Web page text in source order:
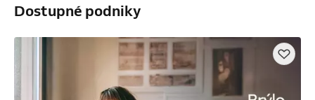
Dostupné podniky